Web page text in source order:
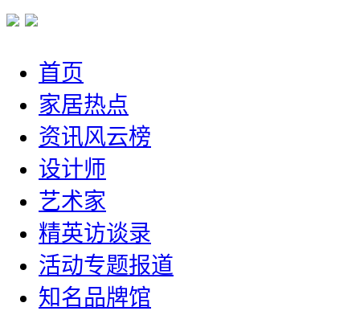
首页
家居热点
资讯风云榜
设计师
艺术家
精英访谈录
活动专题报道
知名品牌馆